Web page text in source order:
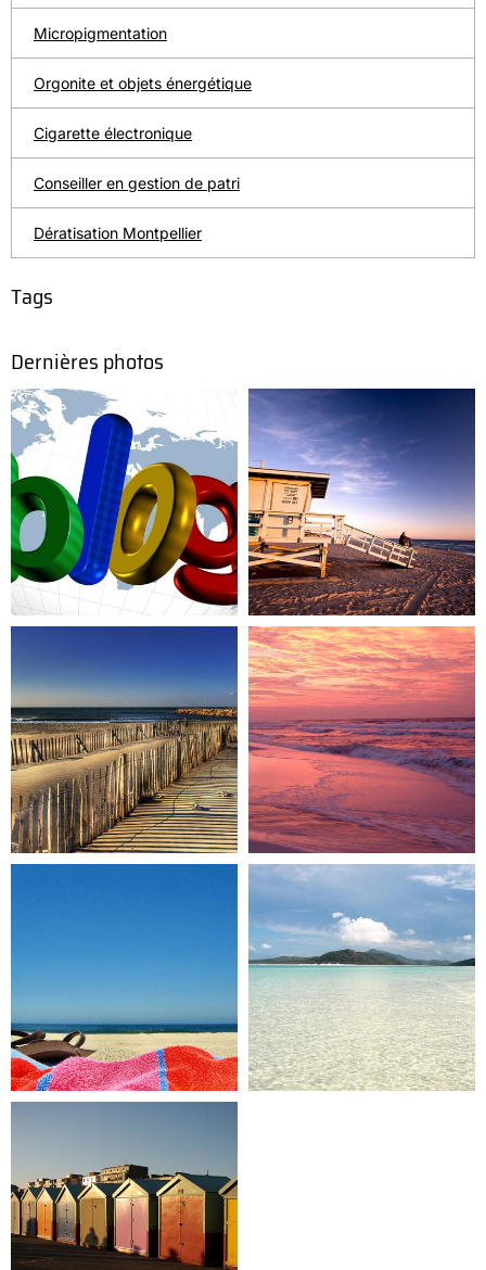
Micropigmentation
Orgonite et objets énergétique
Cigarette électronique
Conseiller en gestion de patri
Dératisation Montpellier
Tags
Dernières photos